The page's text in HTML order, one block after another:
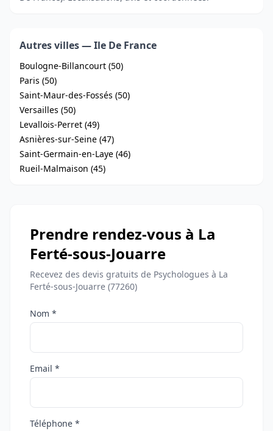
Autres villes — Ile De France
Boulogne-Billancourt (50)
Paris (50)
Saint-Maur-des-Fossés (50)
Versailles (50)
Levallois-Perret (49)
Asnières-sur-Seine (47)
Saint-Germain-en-Laye (46)
Rueil-Malmaison (45)
Prendre rendez-vous à La
Ferté-sous-Jouarre
Recevez des devis gratuits de Psychologues à La
Ferté-sous-Jouarre (77260)
Nom *
Email *
Téléphone *